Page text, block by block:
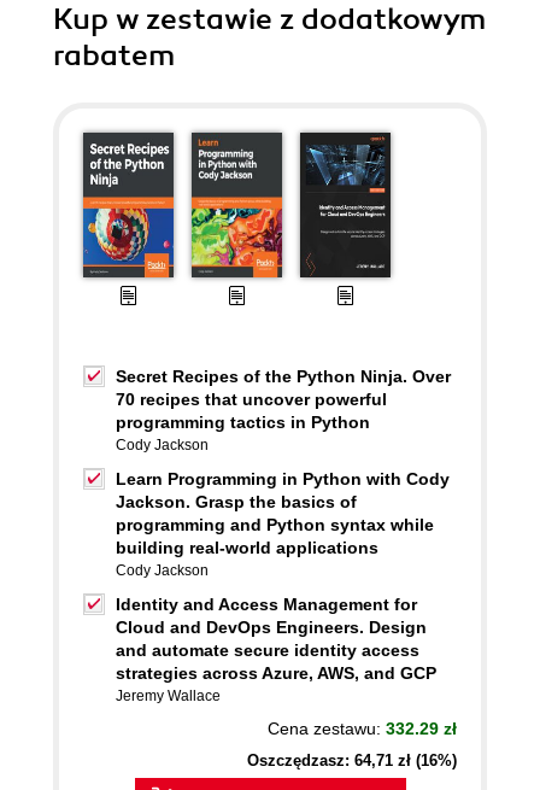
Kup w zestawie z dodatkowym
rabatem
Secret Recipes of the Python Ninja. Over
70 recipes that uncover powerful
programming tactics in Python
Cody Jackson
Learn Programming in Python with Cody
Jackson. Grasp the basics of
programming and Python syntax while
building real-world applications
Cody Jackson
Identity and Access Management for
Cloud and DevOps Engineers. Design
and automate secure identity access
strategies across Azure, AWS, and GCP
Jeremy Wallace
Cena zestawu: 332.29 zł
Oszczędzasz: 64,71 zł (16%)